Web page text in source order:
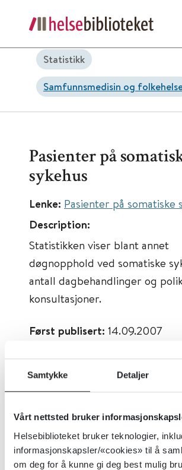
Samtykke Detaljer
Vårt nettsted bruker
Helsebiblioteket bruker teknologier,
informasjonskapsler/«cookies» til å
om deg for å kunne gi deg best mulig
Statistikk
Samfunnsmedisin og
Pasienter på
sykehus
Lenke: Pasienter på somatiske
Description:
Statistikken viser blant annet
døgnopphold ved somatiske
antall dagbehandlinger og
konsultasjoner.
Først publisert: 14.09.2007
Tema:Statistikk,
folkehelse
Dokumenttype: Statistikk
Utgiver:Statistisk Sentralbyrå
Språk:Norsk